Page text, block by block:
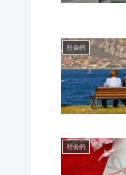
社会的
社会的